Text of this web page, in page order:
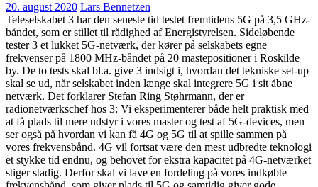
20. august 2020 Lars Bennetzen
Teleselskabet 3 har den seneste tid testet fremtidens 5G på 3,5 GHz-
båndet, som er stillet til rådighed af Energistyrelsen. Sideløbende
tester 3 et lukket 5G-netværk, der kører på selskabets egne
frekvenser på 1800 MHz-båndet på 20 mastepositioner i Roskilde
by. De to tests skal bl.a. give 3 indsigt i, hvordan det tekniske set-up
skal se ud, når selskabet inden længe skal integrere 5G i sit åbne
netværk. Det forklarer Stefan Ring Støhrmann, der er
radionetværkschef hos 3: Vi eksperimenterer både helt praktisk med
at få plads til mere udstyr i vores master og test af 5G-devices, men
ser også på hvordan vi kan få 4G og 5G til at spille sammen på
vores frekvensbånd. 4G vil fortsat være den mest udbredte teknologi
et stykke tid endnu, og behovet for ekstra kapacitet på 4G-netværket
stiger stadig. Derfor skal vi lave en fordeling på vores indkøbte